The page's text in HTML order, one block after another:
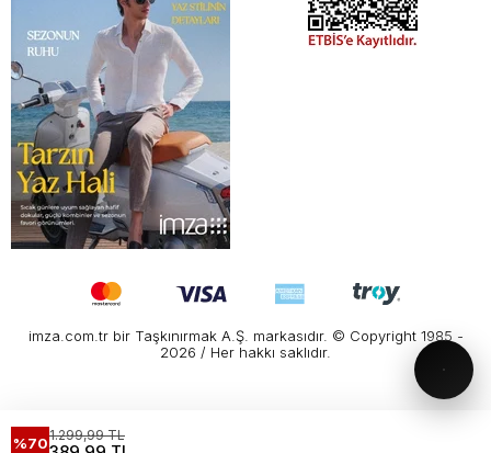
imza.com.tr bir Taşkınırmak A.Ş. markasıdır. © Copyright 1985 -
2026 / Her hakkı saklıdır.
%701.299,99 TL